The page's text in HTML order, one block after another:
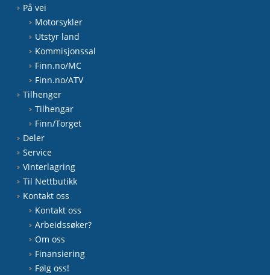
På vei
Motorsykler
Utstyr land
Kommisjonssal
Finn.no/MC
Finn.no/ATV
Tilhenger
Tilhengar
Finn/Torget
Deler
Service
Vinterlagring
Til Nettbutikk
Kontakt oss
Kontakt oss
Arbeidssøker?
Om oss
Finansiering
Følg oss!